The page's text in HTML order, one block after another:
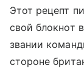
Этот рецепт
свой блокнот
звании
стороне